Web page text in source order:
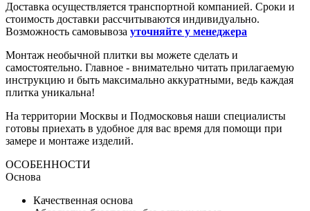
Доставка осуществляется транспортной компанией. Сроки и
стоимость доставки рассчитываются индивидуально.
Возможность самовывоза уточняйте у менеджера
Монтаж необычной плитки вы можете сделать и
самостоятельно. Главное - внимательно читать прилагаемую
инструкцию и быть максимально аккуратными, ведь каждая
плитка уникальна!
На территории Москвы и Подмосковья наши специалисты
готовы приехать в удобное для вас время для помощи при
замере и монтаже изделий.
ОСОБЕННОСТИ
Основа
Качественная основа